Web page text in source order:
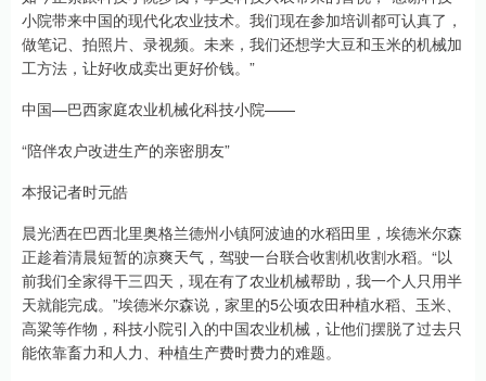
小院带来中国的现代化农业技术。我们现在参加培训都可认真了，
做笔记、拍照片、录视频。未来，我们还想学大豆和玉米的机械加
工方法，让好收成卖出更好价钱。”
中国—巴西家庭农业机械化科技小院——
“陪伴农户改进生产的亲密朋友”
本报记者时元皓
晨光洒在巴西北里奥格兰德州小镇阿波迪的水稻田里，埃德米尔森
正趁着清晨短暂的凉爽天气，驾驶一台联合收割机收割水稻。“以
前我们全家得干三四天，现在有了农业机械帮助，我一个人只用半
天就能完成。”埃德米尔森说，家里的5公顷农田种植水稻、玉米、
高粱等作物，科技小院引入的中国农业机械，让他们摆脱了过去只
能依靠畜力和人力、种植生产费时费力的难题。